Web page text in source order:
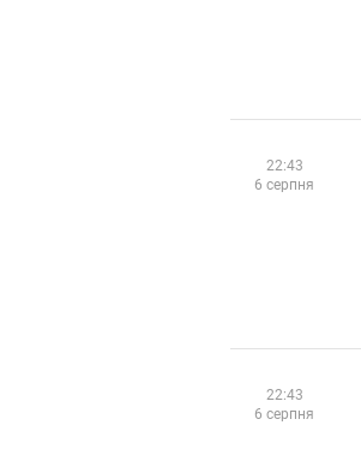
22:43
6 серпня
22:43
6 серпня